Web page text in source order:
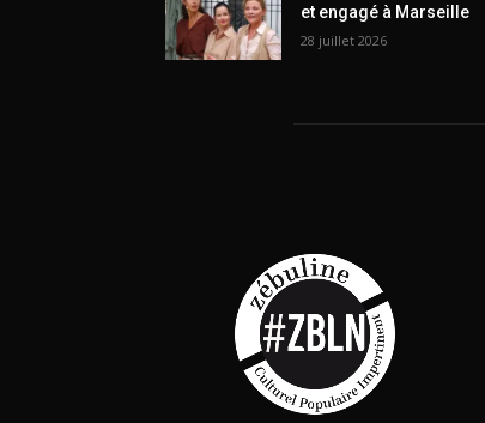
et engagé à Marseille
28 juillet 2026